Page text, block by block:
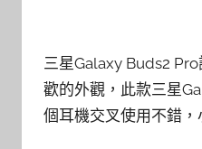
三星Galaxy Buds2
歡的外觀，此款三星
個耳機交叉使用不錯